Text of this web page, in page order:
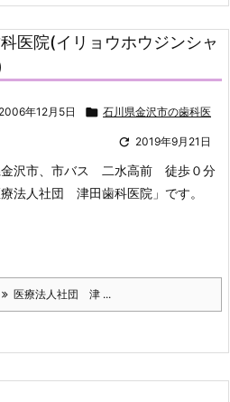
医院(イリョウホウジンシャ
2006年12月5日  石川県金沢市の歯科医
 2019年9月21日
金沢市、市バス 二水高前 徒歩０分
法人社団 津田歯科医院」です。
医療法人社団 津 ...